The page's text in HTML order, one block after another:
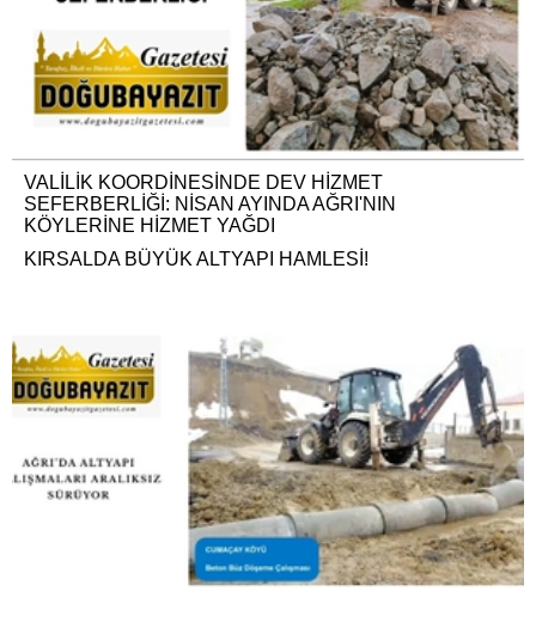
VALİLİK KOORDİNESİNDE DEV HİZMET
SEFERBERLİĞİ: NİSAN AYINDA AĞRI'NIN
KÖYLERİNE HİZMET YAĞDI
KIRSALDA BÜYÜK ALTYAPI HAMLESİ!